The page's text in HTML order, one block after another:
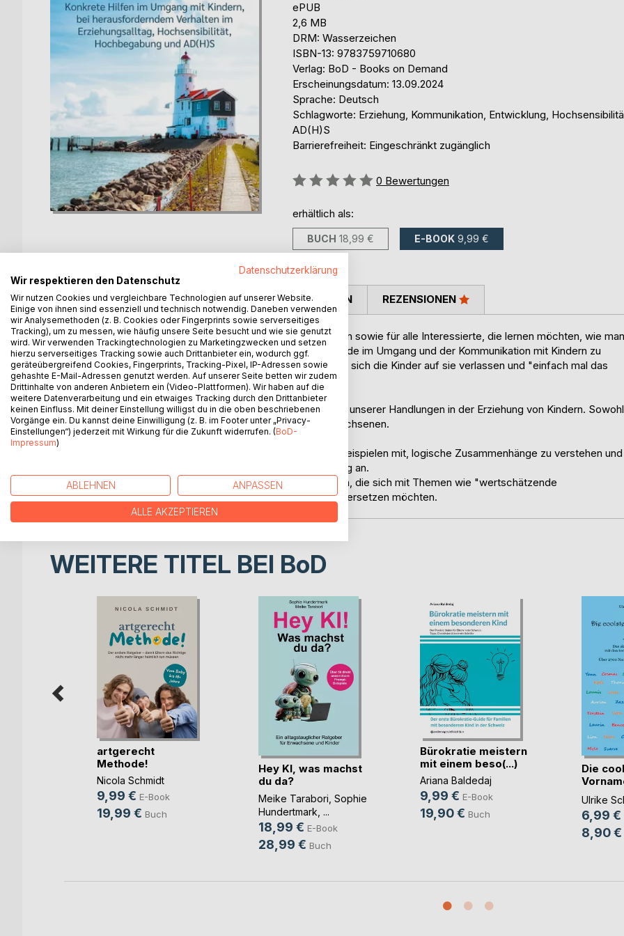
ePUB
2,6 MB
DRM: Wasserzeichen
ISBN-13: 9783759710680
Verlag: BoD - Books on Demand
Erscheinungsdatum: 13.09.2024
Sprache: Deutsch
Schlagworte: Erziehung, Kommunikation, Entwicklung,
AD(H)S
Barrierefreiheit: Eingeschränkt zugänglich
Bewertung::
0 Bewertungen
erhältlich als:
BUCH 18,99 € E-BOOK 9,99 €
BESCHREIBUNG
Ein Buch für Eltern, PädagogInnen, Lehrkräfte, TrainerInnen sowie für alle Interessierte, die lernen möchten, wie man
ressourcenschonende Strategien nutzt, um (wieder) Freude im Umgang und der Kommunikation mit Kindern zu
haben. Ein Buch für Erwachsene, die sich wünschen, dass sich die Kinder auf sie verlassen und "einfach mal das
tun, was ihnen gesagt wird"
Dieses Buch erklärt aus ganzheitlicher Sicht die Ursachen unserer Handlungen in der Erziehung von Kindern. Sowohl
aus der Sicht des Kindes als auch aus der Sicht des Erwachsenen.
Die Autorin nimmt die LeserInnen mit vielen praktischen Beispielen mit, logische Zusammenhänge zu verstehen und
bietet konkrete Handlungsansätze für den Erziehungsalltag an.
Dieses Buch richtet sich an alle Eltern und an all diejenigen, die sich mit Themen wie "wertschätzende
Kommunikation" und "logische Konsequenzen" auseinandersetzen möchten.
AUTOR/IN PRESSESTIMMEN REZENSIONEN
WEITERE TITEL BEI BoD
artgerecht
Methode!
Nicola Schmidt
9,99 € E-Book
19,99 € Buch
Hey KI, was machst
du da?
Meike Tarabori Sophie
Hundertmark , ...
18,99 € E-Book
28,99 € Buch
Bürokratie meistern
mit einem beso(...)
Ariana Baldedaj
9,99 € E-Book
19,90 € Buch
Die
- (...)
Ulrike
6,99 €
8,90 €
Datenschutzerklärung
Wir respektieren den Datenschutz
Wir nutzen Cookies und vergleichbare Technologien auf unserer Website.
Einige von ihnen sind essenziell und technisch notwendig. Daneben verwenden
wir Analysemethoden (z. B. Cookies oder Fingerprints sowie serverseitiges
Tracking), um zu messen, wie häufig unsere Seite besucht und wie sie genutzt
wird. Wir verwenden Trackingtechnologien zu Marketingzwecken und setzen
hierzu serverseitiges Tracking sowie auch Drittanbieter ein, wodurch ggf.
geräteübergreifend Cookies, Fingerprints, Tracking-Pixel, IP-Adressen sowie
gehashte E-Mail-Adressen genutzt werden. Auf unserer Seite betten wir zudem
Drittinhalte von anderen Anbietern ein (Video-Plattformen). Wir haben auf die
weitere Datenverarbeitung und ein etwaiges Tracking durch den Drittanbieter
keinen Einfluss. Mit deiner Einstellung willigst du in die oben beschriebenen
Vorgänge ein. Du kannst deine Einwilligung (z. B. im Footer unter „Privacy-
Einstellungen“) jederzeit mit Wirkung für die Zukunft widerrufen. (BoD-
Impressum)
ABLEHNEN ANPASSEN
ALLE AKZEPTIEREN